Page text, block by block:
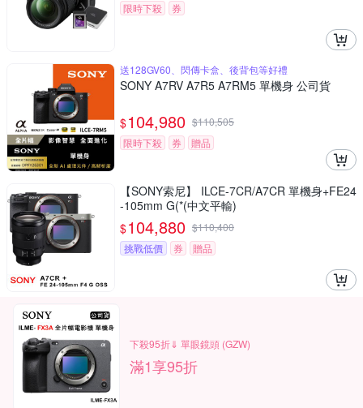
限時下殺
券
送128GV60、閃傳卡盒、後背包等好禮
SONY A7RV A7R5 A7RM5 單機身 公司貨
$104,980 $110,505
限時下殺
券 贈品
【SONY索尼】 ILCE-7CR/A7CR 單機身+FE24
-105mm G(*(中文平輸)
$104,880 $110,400
挑戰低價
券 贈品
下殺95折⇓ 單眼鏡頭 (GZW)
滿1享95折